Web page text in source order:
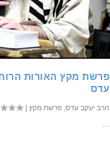
פרשת מקץ האורות
עדס
הרב יעקב עדס, פרשת מקץ|